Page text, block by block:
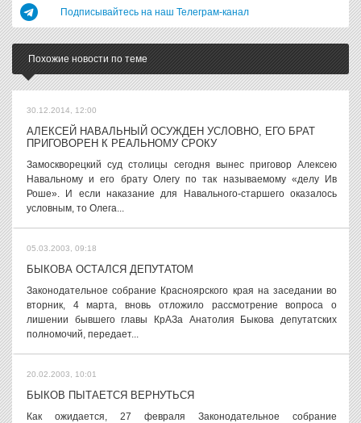
Подписывайтесь на наш Телеграм-канал
Похожие новости по теме
30.12.2014, 12:00
АЛЕКСЕЙ НАВАЛЬНЫЙ ОСУЖДЕН УСЛОВНО, ЕГО БРАТ
ПРИГОВОРЕН К РЕАЛЬНОМУ СРОКУ
Замоскворецкий суд столицы сегодня вынес приговор Алексею
Навальному и его брату Олегу по так называемому «делу Ив
Роше». И если наказание для Навального-старшего оказалось
условным, то Олега...
05.03.2003, 09:18
БЫКОВА ОСТАЛСЯ ДЕПУТАТОМ
Законодательное собрание Красноярского края на заседании во
вторник, 4 марта, вновь отложило рассмотрение вопроса о
лишении бывшего главы КрАЗа Анатолия Быкова депутатских
полномочий, передает...
20.02.2003, 10:01
БЫКОВ ПЫТАЕТСЯ ВЕРНУТЬСЯ
Как ожидается, 27 февраля Законодательное собрание